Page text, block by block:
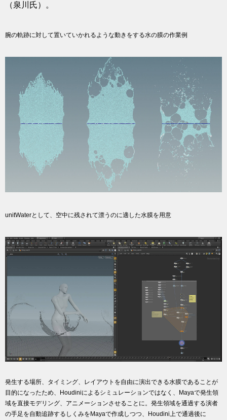
（泉川氏）。
腕の軌跡に対して置いていかれるような動きをする水の膜の作業例
unitWaterとして、空中に残されて漂うのに適した水膜を用意
発生する場所、タイミング、レイアウトを自由に演出できる水膜であることが
目的になったため、Houdiniによるシミュレーションではなく、Mayaで発生領
域を直接モデリング、アニメーションさせることに。発生領域を通過する演者
の手足を自動追跡するしくみをMayaで作成しつつ、Houdini上で通過後に